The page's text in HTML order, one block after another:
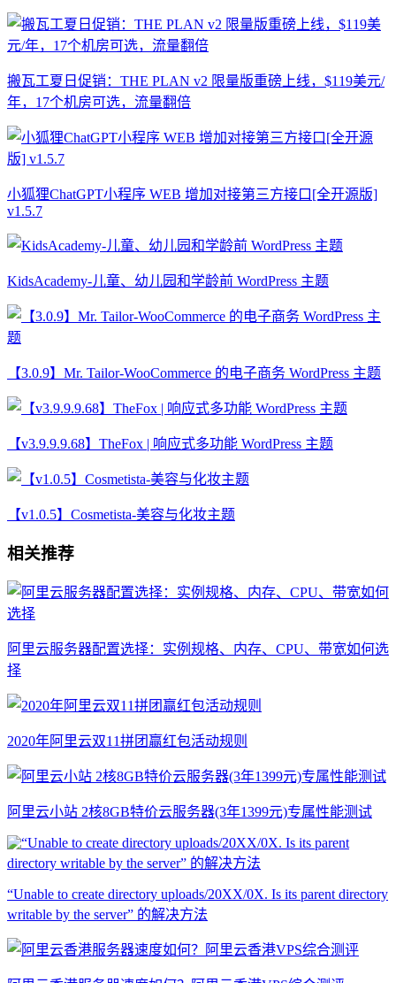
搬瓦工夏日促销：THE PLAN v2 限量版重磅上线，$119美元/
年，17个机房可选，流量翻倍
小狐狸ChatGPT小程序 WEB 增加对接第三方接口[全开源版]
v1.5.7
KidsAcademy-儿童、幼儿园和学龄前 WordPress 主题
【3.0.9】Mr. Tailor-WooCommerce 的电子商务 WordPress 主题
【v3.9.9.9.68】TheFox | 响应式多功能 WordPress 主题
【v1.0.5】Cosmetista-美容与化妆主题
相关推荐
阿里云服务器配置选择：实例规格、内存、CPU、带宽如何选
择
2020年阿里云双11拼团赢红包活动规则
阿里云小站 2核8GB特价云服务器(3年1399元)专属性能测试
“Unable to create directory uploads/20XX/0X. Is its parent directory
writable by the server” 的解决方法